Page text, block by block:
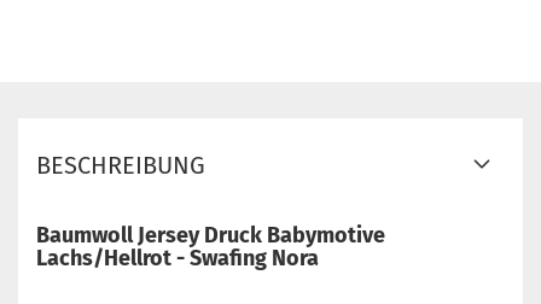
BESCHREIBUNG
Baumwoll Jersey Druck Babymotive
Lachs/Hellrot - Swafing Nora